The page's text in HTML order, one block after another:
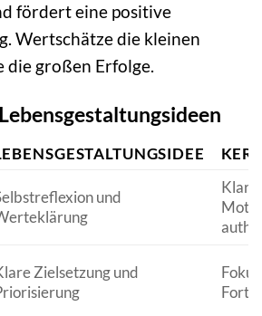
fördert eine positive
Wertschätze die kleinen
die großen Erfolge.
und
Zielsetzung und